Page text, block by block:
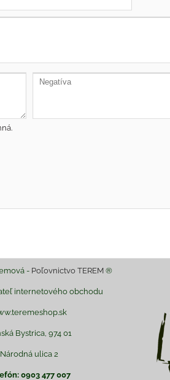
- Poľovnictvo TEREM®
internetového obchodu
Bystrica, 974 01
Národná ulica 2
0903 477 007